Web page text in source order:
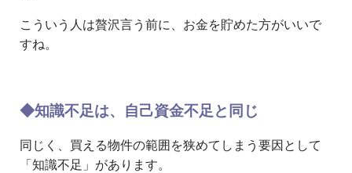
こういう人は贅沢言う前に、お金を貯めた方がいいで
すね。
◆知識不足は、自己資金不足と同じ
同じく、買える物件の範囲を狭めてしまう要因として
「知識不足」があります。